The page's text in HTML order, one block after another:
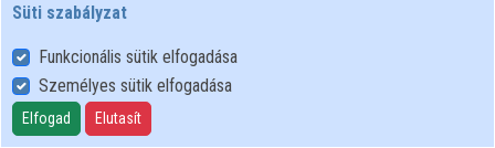
Felhasználói szabályzat
Adatkezelési tájékoztató
Süti szabályzat
Süti szabályzat
Funkcionális sütik elfogadása
Személyes sütik elfogadása
Elfogad Elutasít